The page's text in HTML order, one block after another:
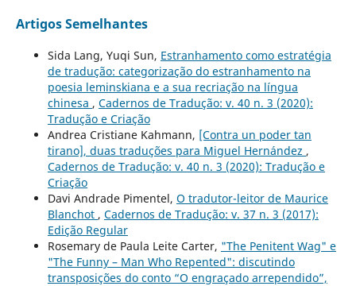
Artigos Semelhantes
Sida Lang, Yuqi Sun, Estranhamento como estratégia
de tradução: categorização do estranhamento na
poesia leminskiana e a sua recriação na língua
chinesa , Cadernos de Tradução: v. 40 n. 3 (2020):
Tradução e Criação
Andrea Cristiane Kahmann, [Contra un poder tan
tirano], duas traduções para Miguel Hernández ,
Cadernos de Tradução: v. 40 n. 3 (2020): Tradução e
Criação
Davi Andrade Pimentel, O tradutor-leitor de Maurice
Blanchot , Cadernos de Tradução: v. 37 n. 3 (2017):
Edição Regular
Rosemary de Paula Leite Carter, "The Penitent Wag" e
"The Funny – Man Who Repented": discutindo
transposições do conto “O engraçado arrependido”,